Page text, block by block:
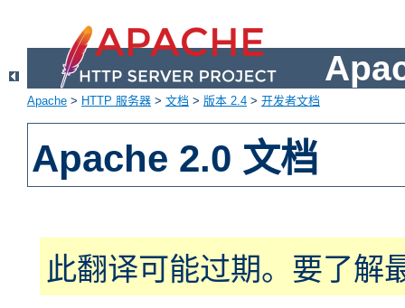
Apache > HTTP 服务器 > 文档 > 版本 2.4 > 开发者文档
Apache 2.0 文档
此翻译可能过期。要了解